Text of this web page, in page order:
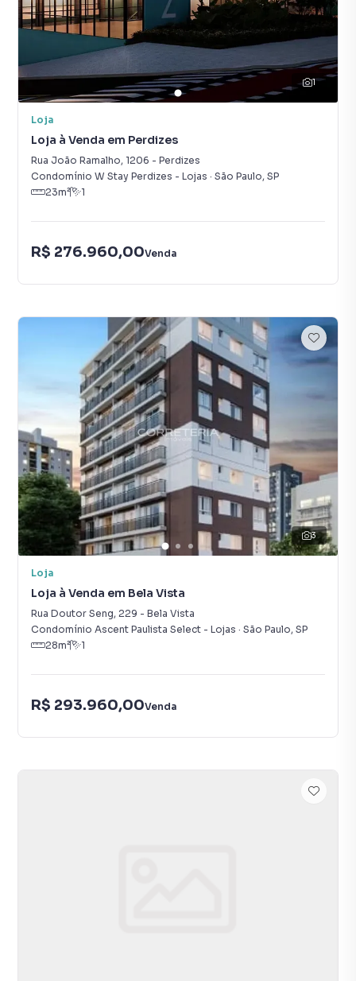
1
Loja
Loja à Venda em Perdizes
Rua João Ramalho, 1206 - Perdizes
Condomínio W Stay Perdizes - Lojas · São Paulo, SP
23m² 1
R$ 276.960,00Venda
3
Loja
Loja à Venda em Bela Vista
Rua Doutor Seng, 229 - Bela Vista
Condomínio Ascent Paulista Select - Lojas · São Paulo, SP
28m² 1
R$ 293.960,00Venda